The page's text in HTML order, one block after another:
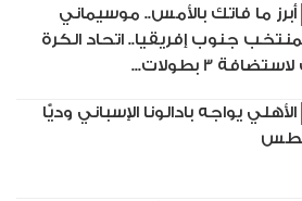
أبرز ما فاتك بالأمس.. موسيماني
جنوب إفريقيا.. اتحاد الكرة
3 بطولات...
الأهلي يواجه بادالونا الإسباني وديًّا